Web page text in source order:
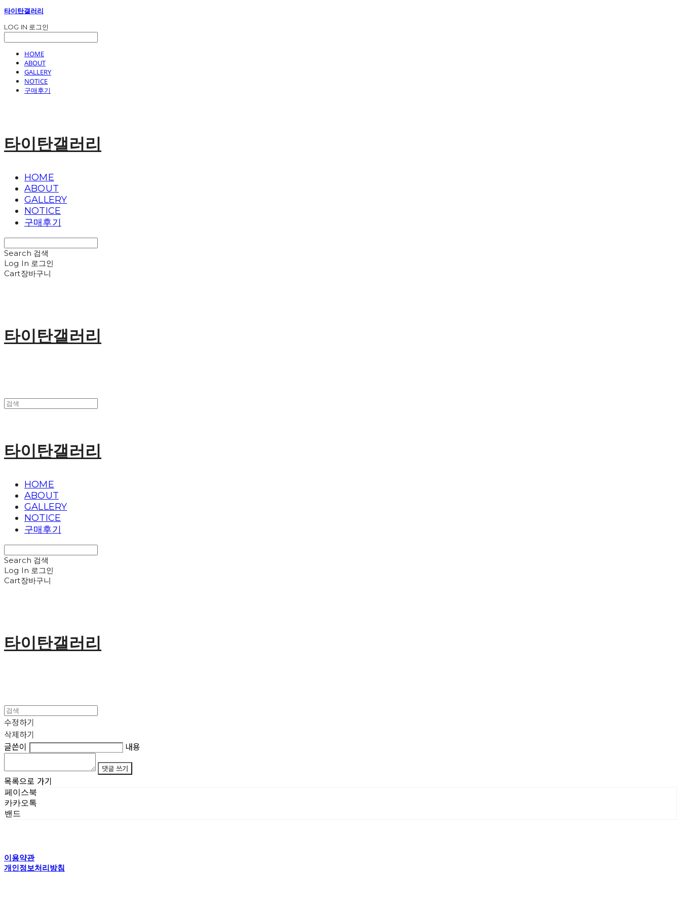
타이탄갤러리
LOG IN 로그인
HOME
ABOUT
GALLERY
NOTICE
구매후기
타이탄갤러리
HOME
ABOUT
GALLERY
NOTICE
구매후기
Search 검색
Log In 로그인
Cart장바구니
타이탄갤러리
타이탄갤러리
HOME
ABOUT
GALLERY
NOTICE
구매후기
Search 검색
Log In 로그인
Cart장바구니
타이탄갤러리
수정하기
삭제하기
글쓴이
내용
댓글 쓰기
목록으로 가기
페이스북
카카오톡
밴드
이용약관
개인정보처리방침